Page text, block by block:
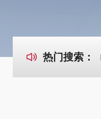
热门搜索：